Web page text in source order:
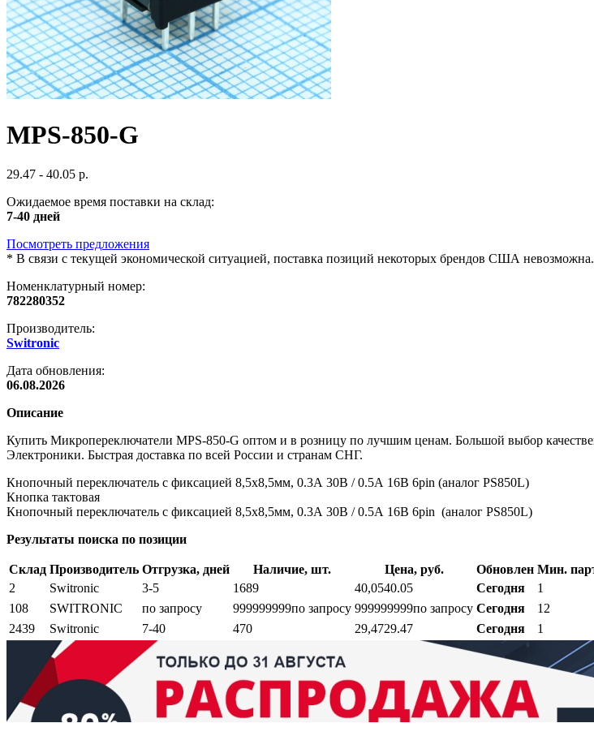
MPS-850-G
29.47 - 40.05 р.
Ожидаемое время поставки на склад:
7-40 дней
Посмотреть предложения
* В связи с текущей экономической ситуацией, поставка позиций некоторых брендов США
Номенклатурный номер:
782280352
Производитель:
Switronic
Дата обновления:
06.08.2026
Описание
Купить Микропереключатели MPS-850-G оптом и в розницу по лучшим ценам. Большой выбор
Электроники. Быстрая доставка по всей России и странам СНГ.
Кнопочный переключатель с фиксацией 8,5х8,5мм, 0.3А 30В / 0.5А 16В 6pin (аналог PS850L)
Кнопка тактовая
Кнопочный переключатель с фиксацией 8,5х8,5мм, 0.3А 30В / 0.5А 16В 6pin (аналог PS850L)
Результаты поиска по позиции
Склад Производитель Отгрузка, дней Наличие, шт. Цена, руб. Обновлен Мин.
2
Switronic 3-5 1689 40,0540.05 Сегодня 1
108
SWITRONIC по запросу 999999999по запросу 999999999по запросу Сегодня 12
2439 Switronic 7-40 470 29,4729.47 Сегодня 1